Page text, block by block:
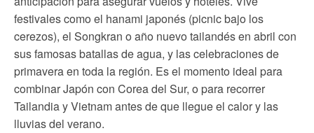
festivales como el hanami japonés (picnic bajo los
cerezos), el Songkran o año nuevo tailandés en abril con
sus famosas batallas de agua, y las celebraciones de
primavera en toda la región. Es el momento ideal para
combinar Japón con Corea del Sur, o para recorrer
Tailandia y Vietnam antes de que llegue el calor y las
lluvias del verano.